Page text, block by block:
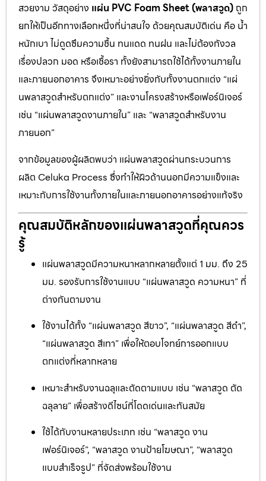
สวยงาม วัสดุอย่าง แผ่น PVC Foam Sheet (พลาสวูด) ถูก
ยกให้เป็นอีกทางเลือกหนึ่งที่น่าสนใจ ด้วยคุณสมบัติเด่น คือ น้ำ
หนักเบา ไม่ดูดซึมความชื้น ทนแดด ทนฝน และไม่ต้องกังวล
เรื่องปลวก มอด หรือเชื้อรา ทั้งยังสามารถใช้ได้ทั้งงานภายใน
และภายนอกอาคาร จึงเหมาะอย่างยิ่งกับทั้งงานตกแต่ง “แผ่
นพลาสวูดสำหรับตกแต่ง” และงานโครงสร้างหรือเฟอร์นิเจอร์
เช่น “แผ่นพลาสวูดงานภายใน” และ “พลาสวูดสำหรับงาน
ภายนอก”
จากข้อมูลของผู้ผลิตพบว่า แผ่นพลาสวูดผ่านกระบวนการ
ผลิต Celuka Process ซึ่งทำให้ผิวด้านนอกมีความแข็งและ
เหมาะกับการใช้งานทั้งภายในและภายนอกอาคารอย่างแท้จริง
คุณสมบัติหลักของแผ่นพลาสวูดที่คุณควร
รู้
แผ่นพลาสวูดมีความหนาหลากหลายตั้งแต่ 1 มม. ถึง 25
มม. รองรับการใช้งานแบบ “แผ่นพลาสวูด ความหนา” ที่
ต่างกันตามงาน
ใช้งานได้ทั้ง “แผ่นพลาสวูด สีขาว”, “แผ่นพลาสวูด สีดำ”,
“แผ่นพลาสวูด สีเทา” เพื่อให้ตอบโจทย์การออกแบบ
ตกแต่งที่หลากหลาย
เหมาะสำหรับงานฉลุและตัดตามแบบ เช่น “พลาสวูด ตัด
ฉลุลาย” เพื่อสร้างดีไซน์ที่โดดเด่นและทันสมัย
ใช้ได้กับงานหลายประเภท เช่น “พลาสวูด งาน
เฟอร์นิเจอร์”, “พลาสวูด งานป้ายโฆษณา”, “พลาสวูด
แบบสำเร็จรูป” ที่จัดส่งพร้อมใช้งาน